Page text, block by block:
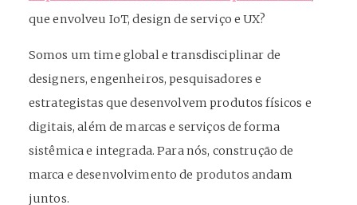
que envolveu IoT, design de serviço e UX?
Somos um time global e transdisciplinar de
designers, engenheiros, pesquisadores e
estrategistas que desenvolvem produtos físicos e
digitais, além de marcas e serviços de forma
sistêmica e integrada. Para nós, construção de
marca e desenvolvimento de produtos andam
juntos.